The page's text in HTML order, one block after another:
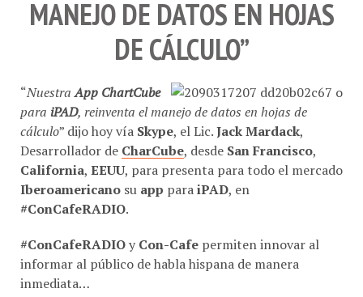
MANEJO DE DATOS EN HOJAS
DE CÁLCULO”
“Nuestra App ChartCube
para iPAD, reinventa el manejo de datos en hojas de
cálculo” dijo hoy vía Skype , el Lic. Jack Mardack
Desarrollador de CharCube , desde San Francisco
California EEUU, para presenta para todo el mercado
Iberoamericano su apppara iPAD , en
#ConCafeRADIO
#ConCafeRADIOy Con-Cafe permiten innovar al
informar al público de habla hispana de manera
inmediata…